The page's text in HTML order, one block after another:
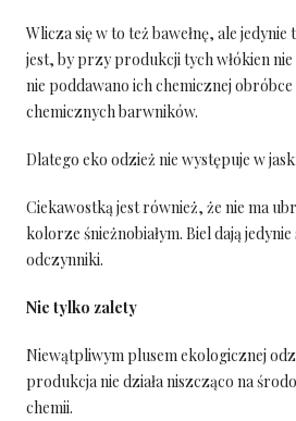
Wlicza się w to też bawełnę, ale
jest, by przy produkcji tych włókien
nie poddawano ich chemicznej obróbce
chemicznych barwników.
Dlatego eko odzież nie występuje w
Ciekawostką jest również, że nie ma
kolorze śnieżnobiałym. Biel dają
odczynniki.
Nie tylko zalety
Niewątpliwym plusem ekologicznej
produkcja nie działa niszcząco na
chemii.